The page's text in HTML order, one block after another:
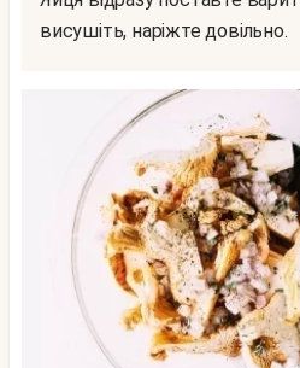
висушіть, наріжте довільно.